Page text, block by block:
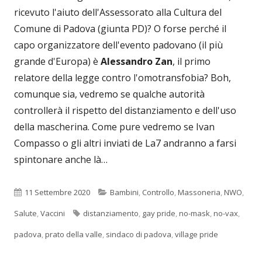
ricevuto l'aiuto dell'Assessorato alla Cultura del
Comune di Padova (giunta PD)? O forse perché il
capo organizzatore dell'evento padovano (il più
grande d'Europa) è Alessandro Zan, il primo
relatore della legge contro l'omotransfobia? Boh,
comunque sia, vedremo se qualche autorità
controllerà il rispetto del distanziamento e dell'uso
della mascherina. Come pure vedremo se Ivan
Compasso o gli altri inviati de La7 andranno a farsi
spintonare anche là…
Pubblicato
11 Settembre 2020 Categorie
Bambini, Controllo,Massoneria,NWO,
Salute,Vaccini Tag
distanziamento, gay pride,no-mask,no-vax,
padova,prato della valle, sindaco di padova,village pride